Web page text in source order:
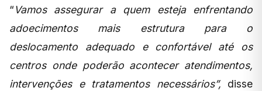
“Vamos assegurar a quem esteja enfrentando
adoecimentos mais estrutura para o
deslocamento adequado e confortável até os
centros onde poderão acontecer atendimentos,
intervenções e tratamentos necessários”, disse